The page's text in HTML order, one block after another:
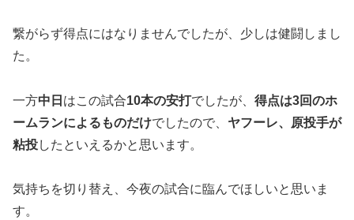
繋がらず得点にはなりませんでしたが、少しは健闘しまし
た。
一方中日 はこの試合10本の安打でしたが、 得点は3回のホ
ームランによるものだけでしたので、 ヤフーレ、原投手が
粘投したといえるかと思います。
気持ちを切り替え、今夜の試合に臨んでほしいと思いま
す。